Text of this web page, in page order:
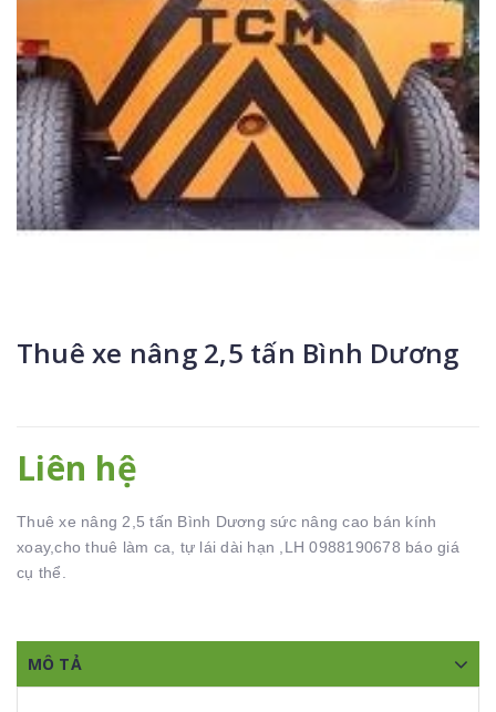
Thuê xe nâng 2,5 tấn Bình Dương
Liên hệ
Thuê xe nâng 2,5 tấn Bình Dương sức nâng cao bán kính
xoay,cho thuê làm ca, tự lái dài hạn ,LH 0988190678 báo giá
cụ thể.
MÔ TẢ